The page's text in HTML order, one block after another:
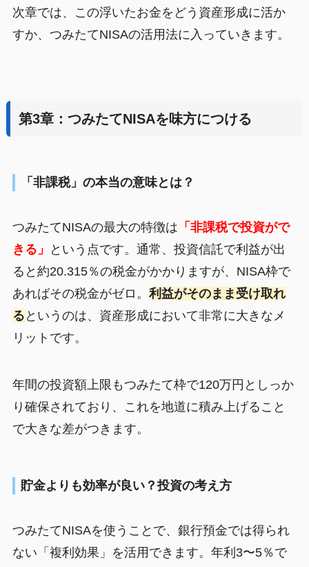
次章では、この浮いたお金をどう資産形成に活か
すか、つみたてNISAの活用法に入っていきます。
第3章：つみたてNISAを味方につける
「非課税」の本当の意味とは？
つみたてNISAの最大の特徴は 「非課税で投資がで
きる」
という点です。通常、投資信託で利益が出
ると約20.315％の税金がかかりますが、NISA枠で
あればその税金がゼロ。 利益がそのまま受け取れ
る というのは、資産形成において非常に大きなメ
リットです。
年間の投資額上限もつみたて枠で120万円としっか
り確保されており、これを地道に積み上げること
で大きな差がつきます。
貯金よりも効率が良い？投資の考え方
つみたてNISAを使うことで、銀行預金では得られ
ない「複利効果」を活用できます。年利3〜5％で